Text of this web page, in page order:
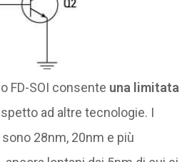
FD-SOI consente una limitata
ad altre tecnologie. I
28nm, 20nm e più